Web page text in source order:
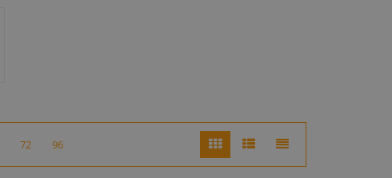
72 96